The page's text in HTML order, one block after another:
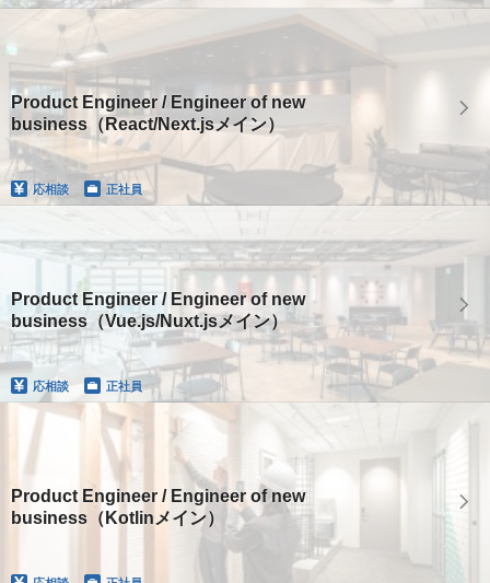
Product Engineer / Engineer of new
business（React/Next.jsメイン）
応相談 正社員
Product Engineer / Engineer of new
business（Vue.js/Nuxt.jsメイン）
応相談 正社員
Product Engineer / Engineer of new
business（Kotlinメイン）